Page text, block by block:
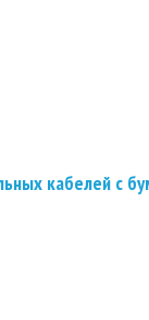
кабелей с